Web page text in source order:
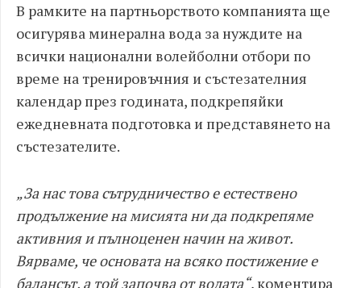
В рамките на партньорството компанията ще
осигурява минерална вода за нуждите на
всички национални волейболни отбори по
време на тренировъчния и състезателния
календар през годината, подкрепяйки
ежедневната подготовка и представянето на
състезателите.
„За нас това сътрудничество е естествено
продължение на мисията ни да подкрепяме
активния и пълноценен начин на живот.
Вярваме, че основата на всяко постижение е
балансът, а той започва от водата“, коментира